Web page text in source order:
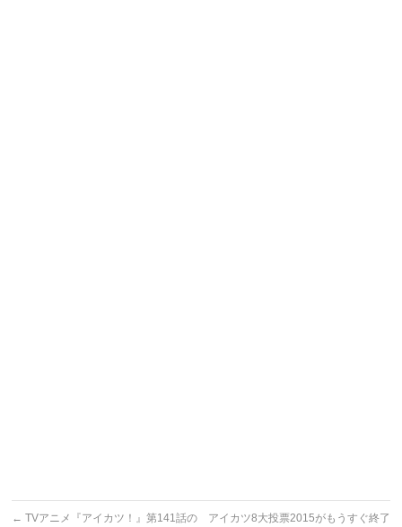
← TVアニメ『アイカツ！』第141話の
アイカツ8大投票2015がもうすぐ終了